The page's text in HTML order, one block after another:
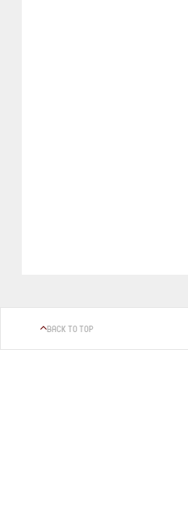
BACK TO TOP